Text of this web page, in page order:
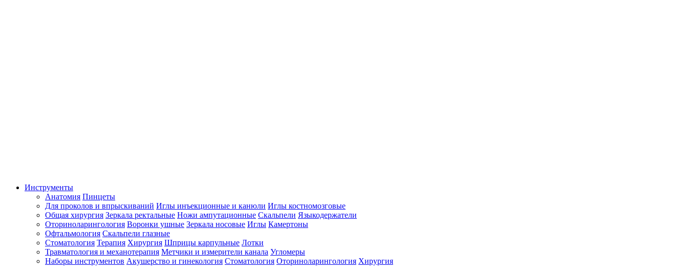
Инструменты
Анатомия Пинцеты
Для проколов и впрыскиваний Иглы инъекционные и канюли Иглы костномозговые
Общая хирургия Зеркала ректальные Ножи ампутационные Скальпели Языкодержатели
Оториноларингология Воронки ушные Зеркала носовые Иглы Камертоны
Офтальмология Скальпели глазные
Стоматология Терапия Хирургия Шприцы карпульные Лотки
Травматология и механотерапия Метчики и измерители канала Угломеры
Наборы инструментов Акушерство и гинекология Стоматология Оториноларингология Хирургия